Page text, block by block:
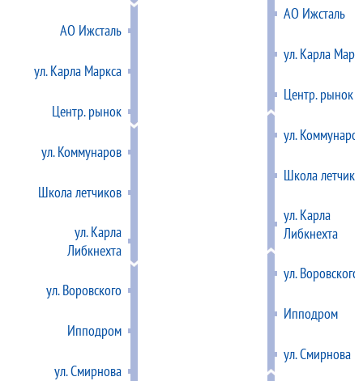
АО Ижсталь
ул. Карла Маркса
Центр. рынок
ул. Коммунаров
Школа летчиков
ул. Карла
Либкнехта
ул. Воровского
Ипподром
ул. Смирнова
АО Ижсталь
ул. Карла
Центр. рынок
ул. Коммунаров
Школа
ул. Карла
Либкнехта
ул. Воровского
Ипподром
ул. Смирнова